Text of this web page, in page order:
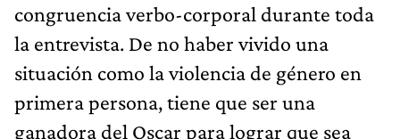
congruencia verbo-corporal durante toda
la entrevista. De no haber vivido una
situación como la violencia de género en
primera persona, tiene que ser una
ganadora del Oscar para lograr que sea